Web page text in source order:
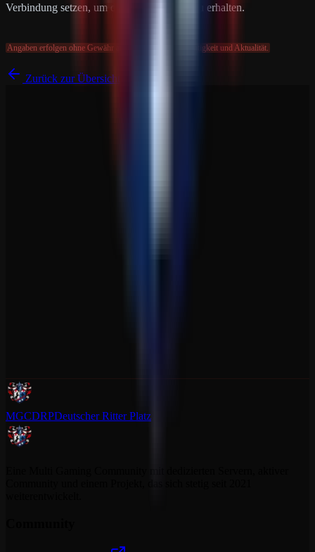
Verbindung setzen, um die neuen Dateien zu erhalten.
Angaben erfolgen ohne Gewähr auf Vollständigkeit, Richtigkeit und Aktualität.
Zurück zur Übersicht
MGCDRPDeutscher Ritter Platz